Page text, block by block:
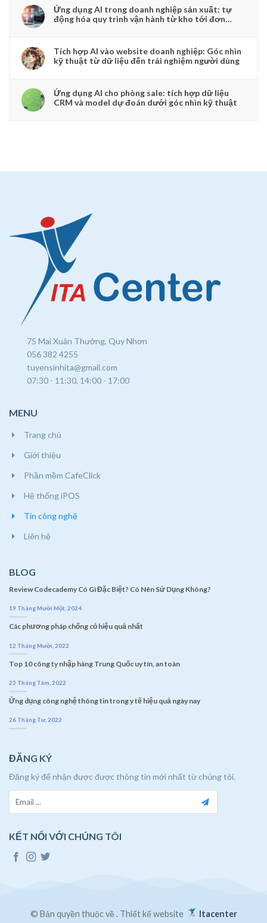
Ứng dụng AI trong doanh nghiệp sản xuất: tự
động hóa quy trình vận hành từ kho tới đơn
Tích hợp AI vào website doanh nghiệp: Góc nhìn
kỹ thuật từ dữ liệu đến trải nghiệm người dùng
Ứng dụng AI cho phòng sale: tích hợp dữ liệu
CRM và model dự đoán dưới góc nhìn kỹ thuật
75 Mai Xuân Thưởng, Quy Nhơn
056 382 4255
tuyensinhita@gmail.com
07:30 - 11:30, 14:00 - 17:00
MENU
Trang chủ
Giới thiệu
Phần mềm CafeClick
Hệ thống iPOS
Tin công nghệ
Liên hệ
BLOG
Review Codecademy Có Gì Đặc Biệt? Có Nên Sử Dụng Không?
19 Tháng Mười Một, 2024
Các phương pháp chống cỏ hiệu quả nhất
12 Tháng Mười, 2022
Top 10 công ty nhập hàng Trung Quốc uy tín, an toàn
23 Tháng Tám, 2022
Ứng dụng công nghệ thông tin trong y tế hiệu quả ngày nay
26 Tháng Tư, 2022
ĐĂNG KÝ
Đăng ký để nhận được được thông tin mới nhất từ chúng tôi.
KẾT NỐI VỚI CHÚNG TÔI
© Bản quyền thuộc về . Thiết kế website Itacenter